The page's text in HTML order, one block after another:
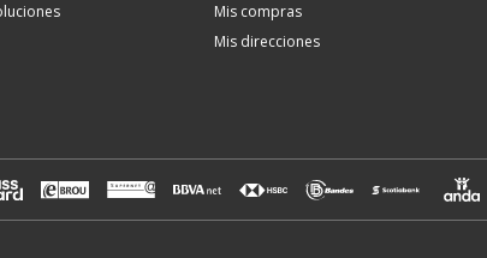
Mis compras
Mis direcciones